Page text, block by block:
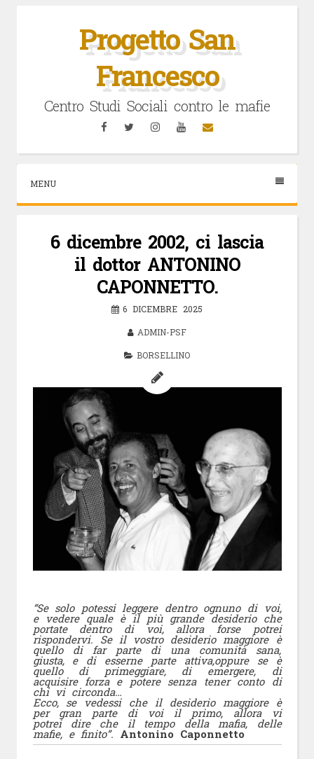
Progetto San
Francesco
Centro Studi Sociali contro le mafie
FacebookTwitterInstagramYouTubeEmail
MENU
6 dicembre 2002, ci lascia
il dottor ANTONINO
CAPONNETTO.
6 DICEMBRE 2025
ADMIN-PSF
BORSELLINO
“Se solo potessi leggere dentro ognuno di voi,
e vedere quale è il più grande desiderio che
portate dentro di voi, allora forse potrei
rispondervi. Se il vostro desiderio maggiore è
quello di far parte di una comunità sana,
giusta, e di esserne parte attiva,oppure se è
quello di primeggiare, di emergere, di
acquisire forza e potere senza tener conto di
chi vi circonda…
Ecco, se vedessi che il desiderio maggiore è
per gran parte di voi il primo, allora vi
potrei dire che il tempo della mafia, delle
mafie, e finito”. Antonino Caponnetto